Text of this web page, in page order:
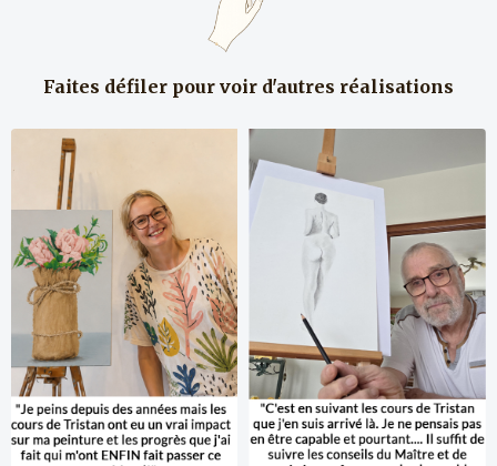
Faites défiler pour voir d'autres réalisations